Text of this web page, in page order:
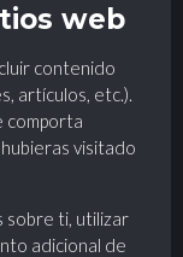
web
contenido
artículos, etc.).
comporta
visitado
sobre ti, utilizar
adicional de